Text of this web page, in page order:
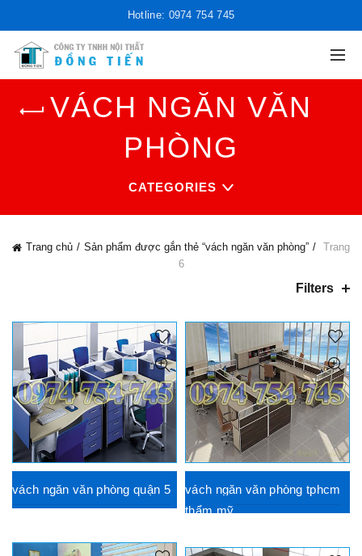
Hotline: 0974 754 745
VÁCH NGĂN VĂN
PHÒNG
CATEGORIES
Trang chủ Sản phẩm được gắn thẻ “vách ngăn văn phòng”
Trang
6
Filters
vách ngăn văn phòng quận 5
vách ngăn văn phòng tphcm
thẩm mỹ